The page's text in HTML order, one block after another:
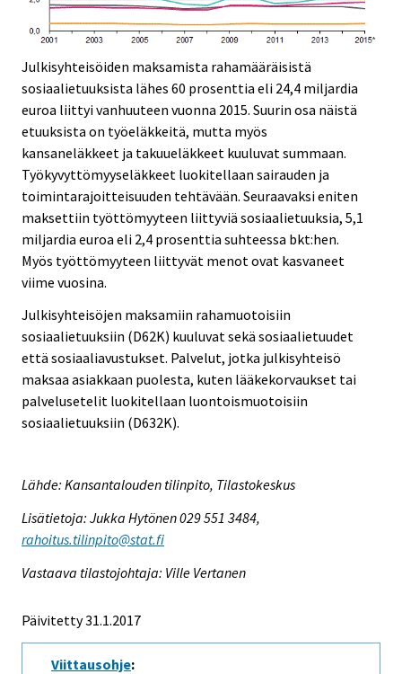
Julkisyhteisöiden maksamista rahamääräisistä
sosiaalietuuksista lähes 60 prosenttia eli 24,4 miljardia
euroa liittyi vanhuuteen vuonna 2015. Suurin osa näistä
etuuksista on työeläkkeitä, mutta myös
kansaneläkkeet ja takuueläkkeet kuuluvat summaan.
Työkyvyttömyyseläkkeet luokitellaan sairauden ja
toimintarajoitteisuuden tehtävään. Seuraavaksi eniten
maksettiin työttömyyteen liittyviä sosiaalietuuksia, 5,1
miljardia euroa eli 2,4 prosenttia suhteessa bkt:hen.
Myös työttömyyteen liittyvät menot ovat kasvaneet
viime vuosina.
Julkisyhteisöjen maksamiin rahamuotoisiin
sosiaalietuuksiin (D62K) kuuluvat sekä sosiaalietuudet
että sosiaaliavustukset. Palvelut, jotka julkisyhteisö
maksaa asiakkaan puolesta, kuten lääkekorvaukset tai
palvelusetelit luokitellaan luontoismuotoisiin
sosiaalietuuksiin (D632K).
Lähde: Kansantalouden tilinpito, Tilastokeskus
Lisätietoja: Jukka Hytönen 029 551 3484,
rahoitus.tilinpito@stat.fi
Vastaava tilastojohtaja: Ville Vertanen
Päivitetty 31.1.2017
Viittausohje: